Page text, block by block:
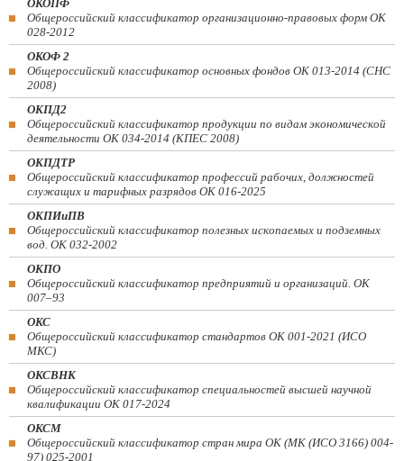
ОКОПФ
Общероссийский классификатор организационно-правовых форм ОК
028-2012
ОКОФ 2
Общероссийский классификатор основных фондов ОК 013-2014 (СНС
2008)
ОКПД2
Общероссийский классификатор продукции по видам экономической
деятельности ОК 034-2014 (КПЕС 2008)
ОКПДТР
Общероссийский классификатор профессий рабочих, должностей
служащих и тарифных разрядов ОК 016-2025
ОКПИиПВ
Общероссийский классификатор полезных ископаемых и подземных
вод. ОК 032-2002
ОКПО
Общероссийский классификатор предприятий и организаций. ОК
007–93
ОКС
Общероссийский классификатор стандартов ОК 001-2021 (ИСО
МКС)
ОКСВНК
Общероссийский классификатор специальностей высшей научной
квалификации ОК 017-2024
ОКСМ
Общероссийский классификатор стран мира ОК (МК (ИСО 3166) 004-
97) 025-2001